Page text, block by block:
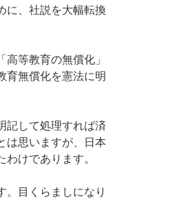
に、社説を大幅転換
等教育の無償化」
育無償化を憲法に明
記して処理すれば済
は思いますが、日本
けであります。
。目くらましになり